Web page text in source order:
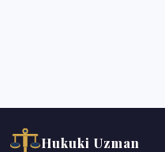
Hukuki Uzman